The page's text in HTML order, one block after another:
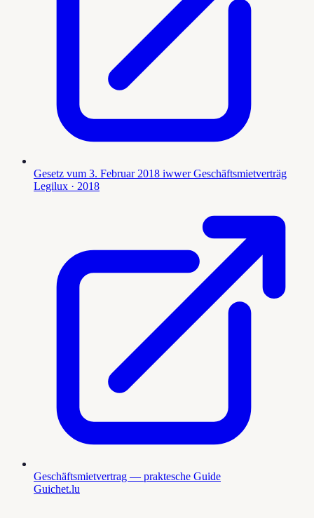
Gesetz vum 3. Februar 2018 iwwer Geschäftsmietverträg
Legilux · 2018
Geschäftsmietvertrag — praktesche Guide
Guichet.lu